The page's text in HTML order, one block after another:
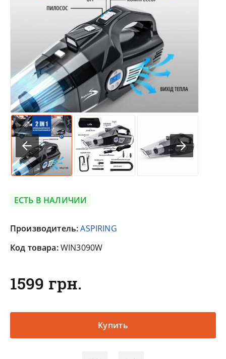
ЕСТЬ В НАЛИЧИИ
Производитель:ASPIRING
Код товара:WIN3090W
1599 грн.
Купить